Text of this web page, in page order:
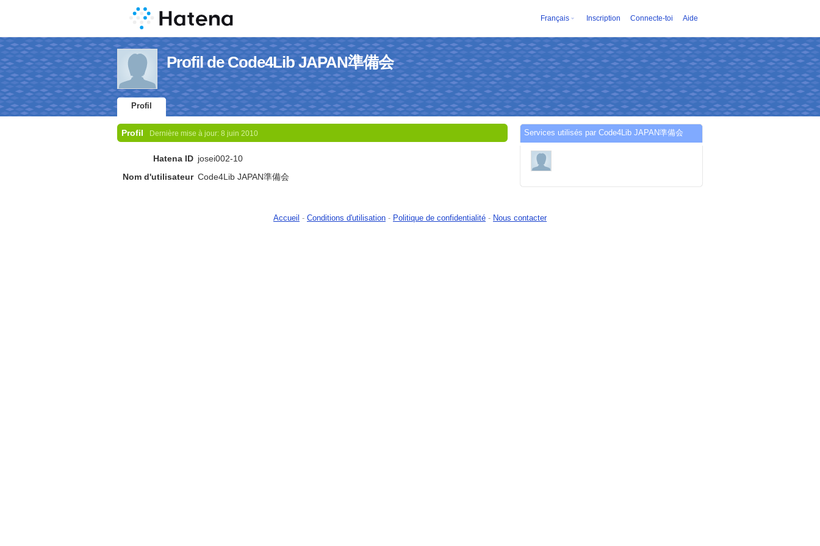
Français Inscription Connecte-toi Aide
Profil de Code4Lib JAPAN準備会
Profil
Profil Dernière mise à jour: 8 juin 2010
Hatena ID josei002-10
Nom d'utilisateur Code4Lib JAPAN準備会
Services utilisés par Code4Lib JAPAN準備会
Accueil - Conditions d'utilisation - Politique de confidentialité - Nous contacter